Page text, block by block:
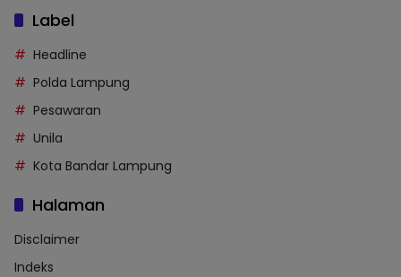
Label
Headline
Polda Lampung
Pesawaran
Unila
Kota Bandar Lampung
Halaman
Disclaimer
Indeks